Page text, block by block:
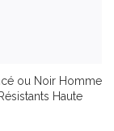
ou Noir Homme
Haute